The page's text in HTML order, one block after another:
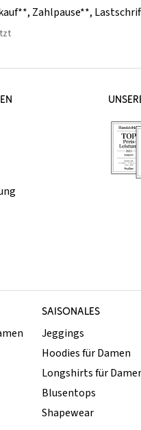
, Zahlpause**,
SAISONALES
Jeggings
Hoodies für Damen
Longshirts für
Blusentops
Shapewear